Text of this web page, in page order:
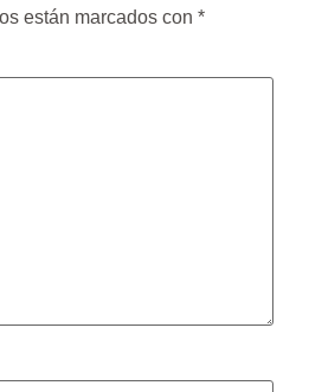
están marcados con *